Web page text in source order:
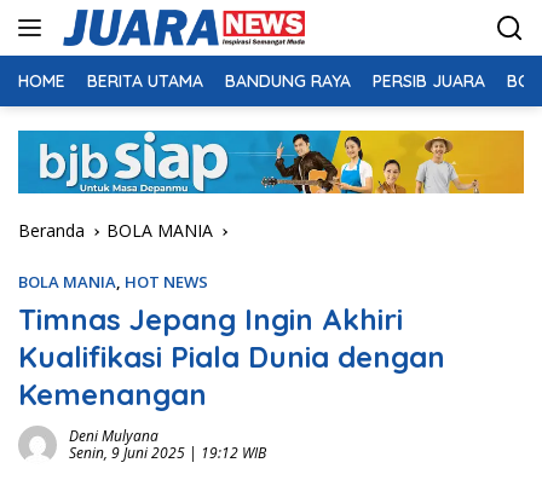
HOME BERITA UTAMA BANDUNG RAYA PERSIB JUARA
Beranda BOLA MANIA
BOLA MANIA, HOT NEWS
Timnas Jepang Ingin Akhiri
Kualifikasi Piala Dunia dengan
Kemenangan
Deni Mulyana
Senin, 9 Juni 2025 | 19:12 WIB